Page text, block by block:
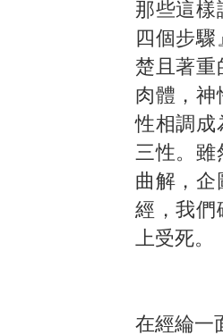
那些這樣
四個步
楚且著重
肉體，神
性相調成
三性。雖
曲解，企
經，我們
上受死。
在經綸一